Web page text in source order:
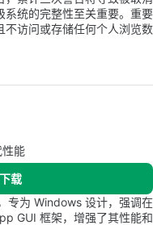
系统的完整性至关重要。重要
不访问或存储任何个人浏览数
能
载
专为 Windows 设计，强调在
GUI 框架，增强了其性能和